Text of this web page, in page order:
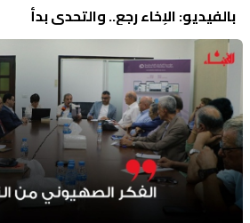
بالفيديو: الإخاء رجع.. والتحدي بدأ